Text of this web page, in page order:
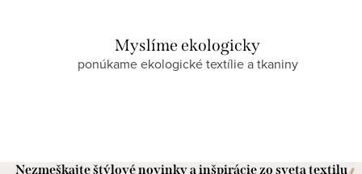
Myslíme ekologicky
ponúkame ekologické textílie a tkaniny
Nezmeškajte štýlové novinky a inšpirácie zo sveta textilu